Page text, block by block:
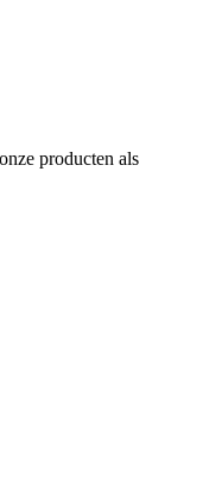
producten als